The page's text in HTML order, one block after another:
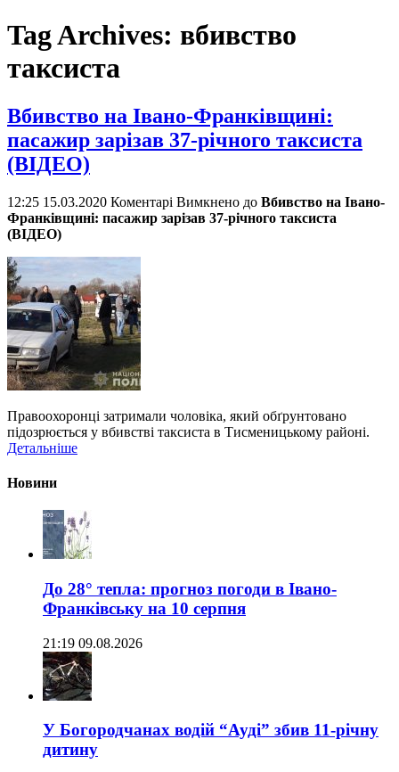
Tag Archives: вбивство
таксиста
Вбивство на Івано-Франківщині:
пасажир зарізав 37-річного таксиста
(ВІДЕО)
12:25 15.03.2020 Коментарі Вимкнено до Вбивство на Івано-
Франківщині: пасажир зарізав 37-річного таксиста
(ВІДЕО)
Правоохоронці затримали чоловіка, який обґрунтовано
підозрюється у вбивстві таксиста в Тисменицькому районі.
Детальніше
Новини
До 28° тепла: прогноз погоди в Івано-
Франківську на 10 серпня
21:19 09.08.2026
У Богородчанах водій “Ауді” збив 11-річну
дитину